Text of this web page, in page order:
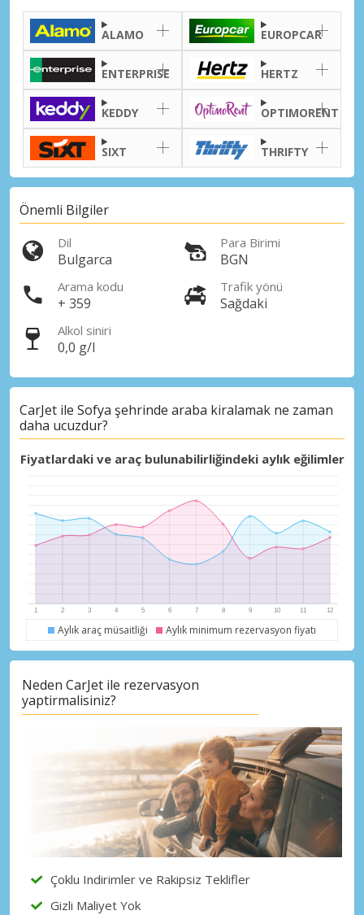
ALAMO EUROPCAR
ENTERPRISE HERTZ
KEDDY OPTIMORENT
SIXT THRIFTY
Önemli Bilgiler
Dil
Bulgarca
Para Birimi
BGN
Arama kodu
+ 359
Trafik yönü
Sağdaki
Alkol siniri
0,0 g/l
CarJet ile Sofya şehrinde araba kiralamak ne zaman
daha ucuzdur?
Fiyatlardaki ve araç bulunabilirliğindeki aylık eğilimler
Aylık araç müsaitliği Aylık minimum rezervasyon fiyatı
Neden CarJet ile rezervasyon
yaptirmalisiniz?
Çoklu Indirimler ve Rakipsiz Teklifler
Gizli Maliyet Yok
Büyük tasarruflar
Özel iş ortağı tekliflerine erişim sağlayın
eLink ile giriş yap